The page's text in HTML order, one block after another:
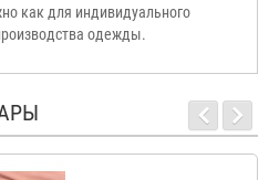
как для индивидуального
одежды.